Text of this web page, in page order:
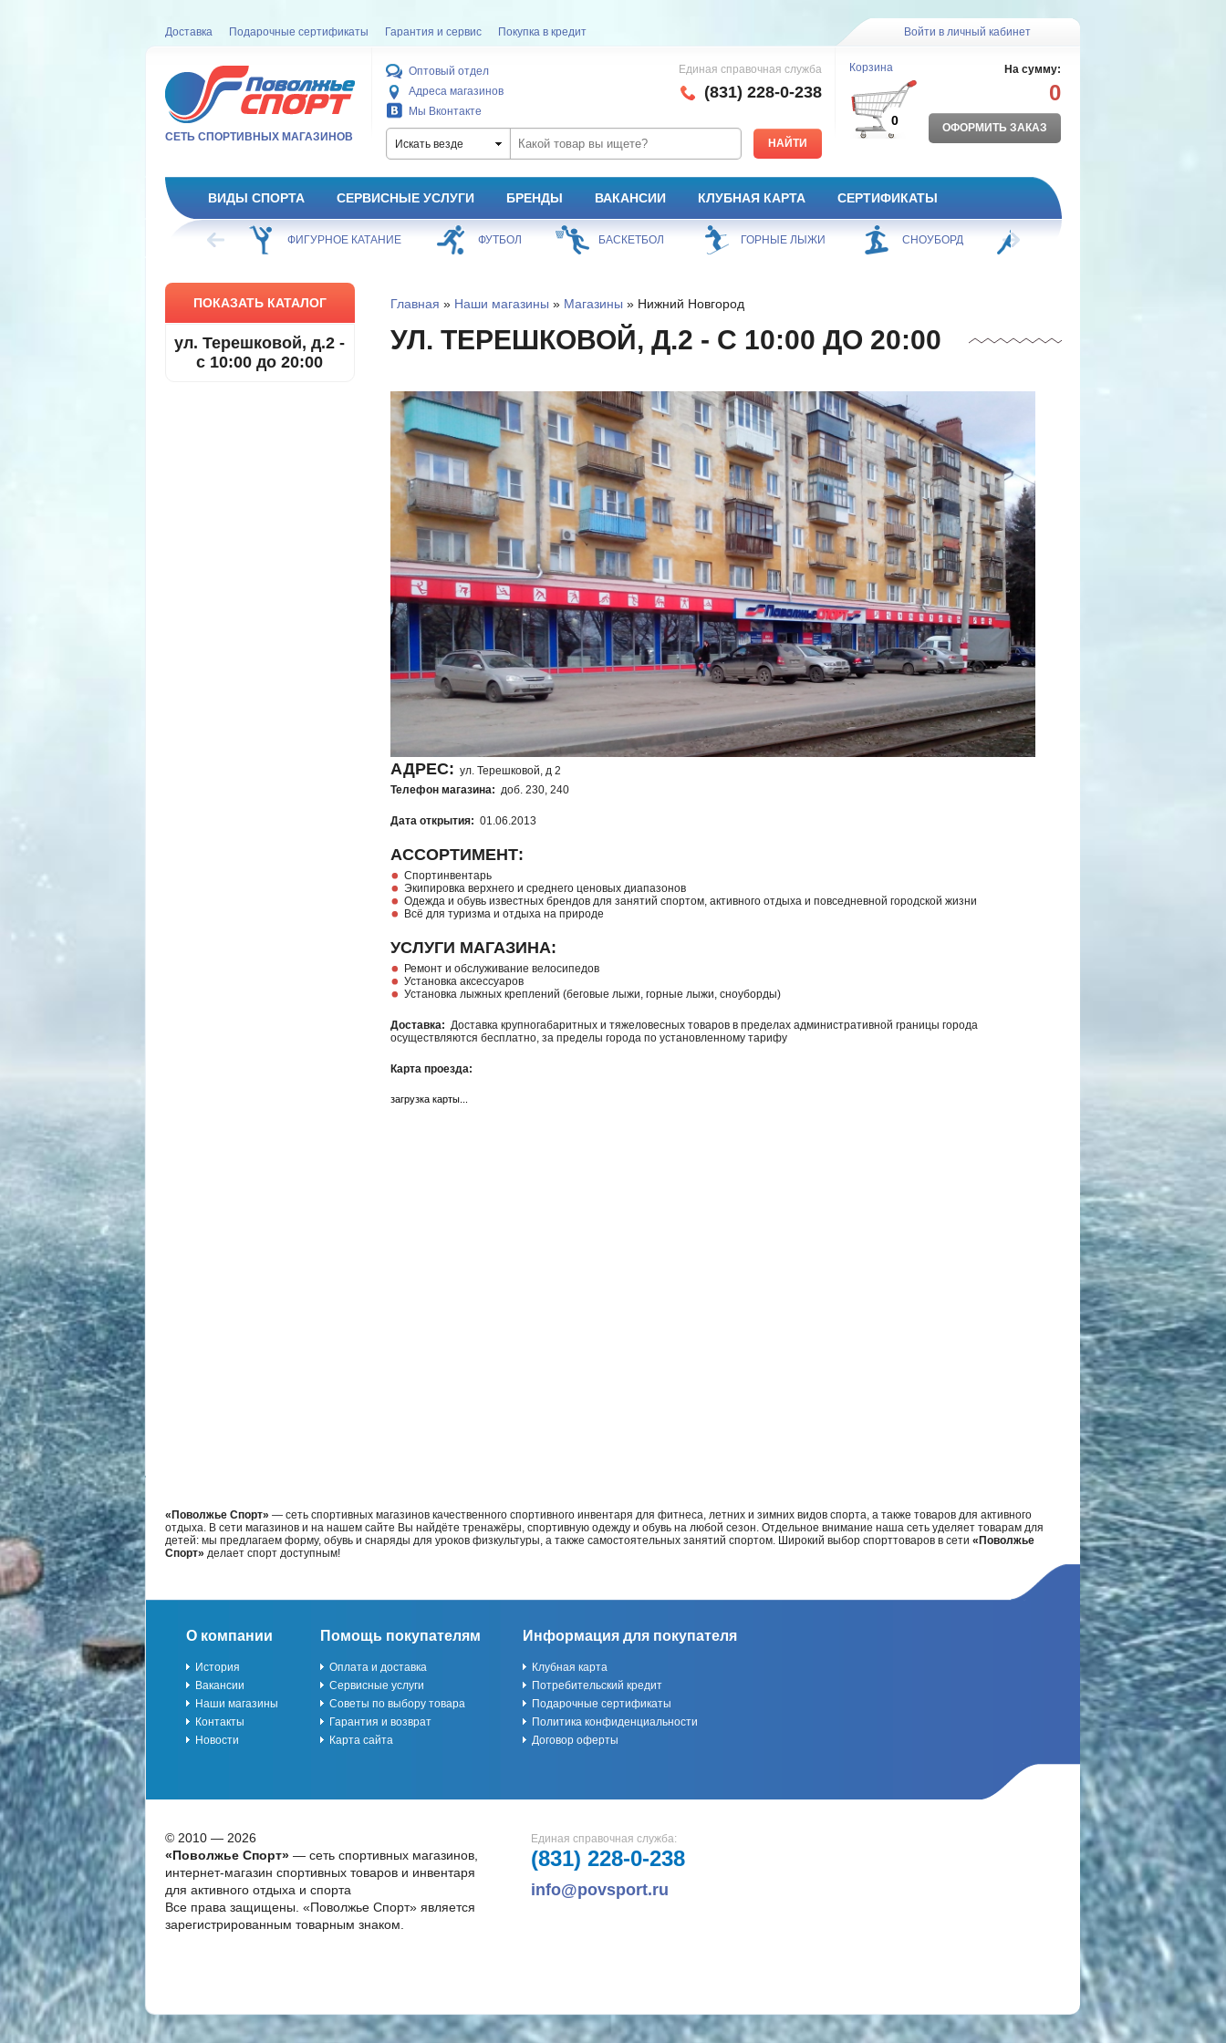
Доставка Подарочные сертификаты Гарантия и сервис Покупка в кредит Войти в личный кабинет
СЕТЬ СПОРТИВНЫХ МАГАЗИНОВ
Оптовый отдел
Адреса магазинов
Мы Вконтакте
Единая справочная служба
(831) 228-0-238
Искать везде
Корзина
0
На сумму:
0
ОФОРМИТЬ ЗАКАЗ
ВИДЫ СПОРТА СЕРВИСНЫЕ УСЛУГИ БРЕНДЫ ВАКАНСИИ КЛУБНАЯ КАРТА СЕРТИФИКАТЫ
ХОККЕЙ ФИГУРНОЕ КАТАНИЕ ФУТБОЛ БАСКЕТБОЛ ГОРНЫЕ ЛЫЖИ СНОУБОРД
ПОКАЗАТЬ КАТАЛОГ
ул. Терешковой, д.2 -
с 10:00 до 20:00
Главная » Наши магазины » Магазины » Нижний Новгород
УЛ. ТЕРЕШКОВОЙ, Д.2 - С 10:00 ДО 20:00
АДРЕС: ул. Терешковой, д 2
Телефон магазина: доб. 230, 240
Дата открытия: 01.06.2013
АССОРТИМЕНТ:
Спортинвентарь
Экипировка верхнего и среднего ценовых диапазонов
Одежда и обувь известных брендов для занятий спортом, активного отдыха и повседневной городской жизни
Всё для туризма и отдыха на природе
УСЛУГИ МАГАЗИНА:
Ремонт и обслуживание велосипедов
Установка аксессуаров
Установка лыжных креплений (беговые лыжи, горные лыжи, сноуборды)
Доставка: Доставка крупногабаритных и тяжеловесных товаров в пределах административной границы города
осуществляются бесплатно, за пределы города по установленному тарифу
Карта проезда:
загрузка карты...
«Поволжье Спорт» — сеть спортивных магазинов качественного спортивного инвентаря для фитнеса, летних и зимних видов спорта, а также товаров для активного
отдыха. В сети магазинов и на нашем сайте Вы найдёте тренажёры, спортивную одежду и обувь на любой сезон. Отдельное внимание наша сеть уделяет товарам для
детей: мы предлагаем форму, обувь и снаряды для уроков физкультуры, а также самостоятельных занятий спортом. Широкий выбор спорттоваров в сети «Поволжье
Спорт» делает спорт доступным!
О компании
История
Вакансии
Наши магазины
Контакты
Новости
Помощь покупателям
Оплата и доставка
Сервисные услуги
Советы по выбору товара
Гарантия и возврат
Карта сайта
Информация для покупателя
Клубная карта
Потребительский кредит
Подарочные сертификаты
Политика конфиденциальности
Договор оферты
© 2010 — 2026
«Поволжье Спорт»— сеть спортивных магазинов,
интернет-магазин спортивных товаров и инвентаря
для активного отдыха и спорта
Все права защищены. «Поволжье Спорт» является
зарегистрированным товарным знаком.
Единая справочная служба:
(831) 228-0-238
info@povsport.ru